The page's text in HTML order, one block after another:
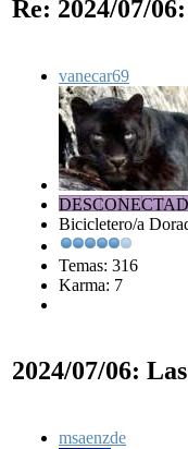
Re: 2024/07/
vanecar69
Bicicletero/a
Temas: 316
Karma: 7
2024/07/06:
msaenzde